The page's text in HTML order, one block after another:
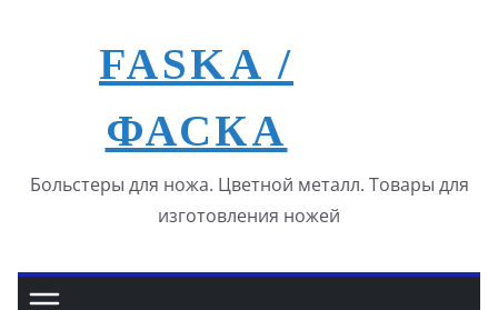
содержимомуFASKA /
ФАСКА
Больстеры для ножа. Цветной металл. Товары для
изготовления ножей